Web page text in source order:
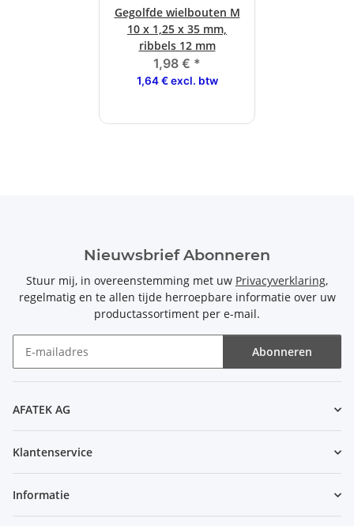
Gegolfde wielbouten M
10 x 1,25 x 35 mm,
ribbels 12 mm
1,98 € *
1,64 € excl. btw
Nieuwsbrief Abonneren
Stuur mij, in overeenstemming met uw Privacyverklaring,
regelmatig en te allen tijde herroepbare informatie over uw
productassortiment per e-mail.
Abonneren
AFATEK AG
Klantenservice
Informatie